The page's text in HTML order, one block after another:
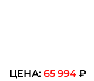
ЦЕНА: 65 994 ₽